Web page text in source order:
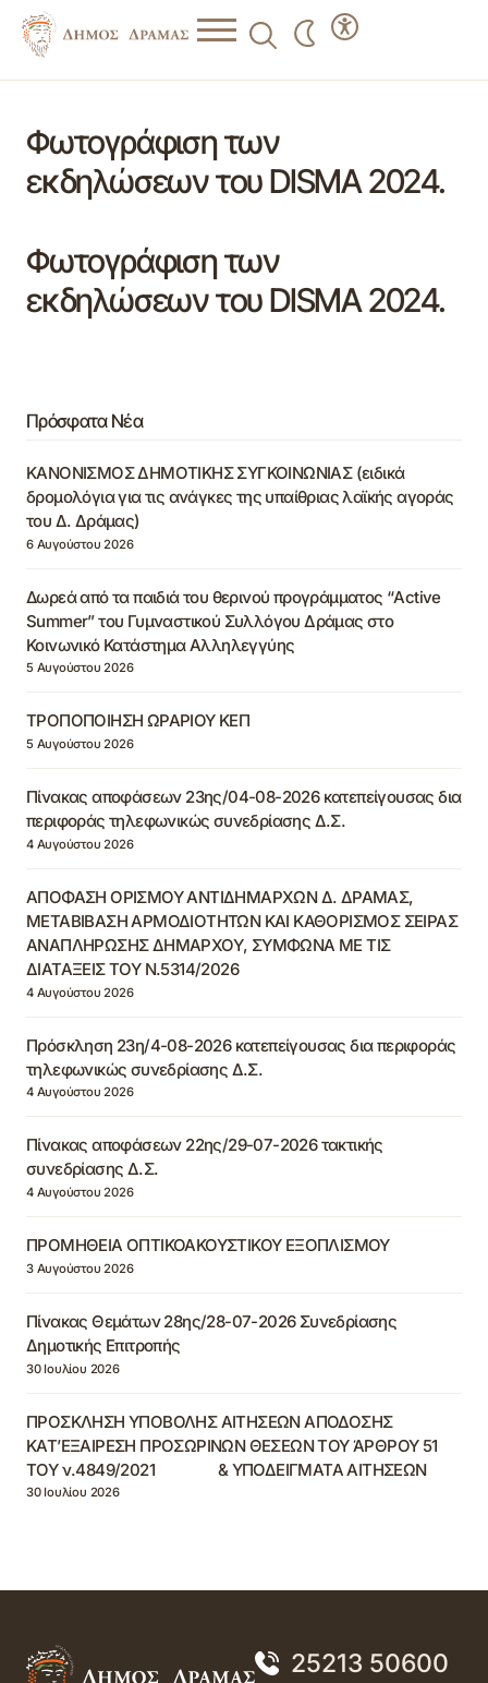
Φωτογράφιση των
εκδηλώσεων του DISMA 2024.
Φωτογράφιση των
εκδηλώσεων του DISMA 2024.
Πρόσφατα Νέα
ΚΑΝΟΝΙΣΜΟΣ ΔΗΜΟΤΙΚΗΣ ΣΥΓΚΟΙΝΩΝΙΑΣ (ειδικά
δρομολόγια για τις ανάγκες της υπαίθριας λαϊκής αγοράς
του Δ. Δράμας)
6 Αυγούστου 2026
Δωρεά από τα παιδιά του θερινού προγράμματος “Active
Summer” του Γυμναστικού Συλλόγου Δράμας στο
Κοινωνικό Κατάστημα Αλληλεγγύης
5 Αυγούστου 2026
ΤΡΟΠΟΠΟΙΗΣΗ ΩΡΑΡΙΟΥ ΚΕΠ
5 Αυγούστου 2026
Πίνακας αποφάσεων 23ης/04-08-2026 κατεπείγουσας δια
περιφοράς τηλεφωνικώς συνεδρίασης Δ.Σ.
4 Αυγούστου 2026
ΑΠΟΦΑΣΗ ΟΡΙΣΜΟΥ ΑΝΤΙΔΗΜΑΡΧΩΝ Δ. ΔΡΑΜΑΣ,
ΜΕΤΑΒΙΒΑΣΗ ΑΡΜΟΔΙΟΤΗΤΩΝ ΚΑΙ ΚΑΘΟΡΙΣΜΟΣ ΣΕΙΡΑΣ
ΑΝΑΠΛΗΡΩΣΗΣ ΔΗΜΑΡΧΟΥ, ΣΥΜΦΩΝΑ ΜΕ ΤΙΣ
ΔΙΑΤΑΞΕΙΣ ΤΟΥ Ν.5314/2026
4 Αυγούστου 2026
Πρόσκληση 23η/4-08-2026 κατεπείγουσας δια περιφοράς
τηλεφωνικώς συνεδρίασης Δ.Σ.
4 Αυγούστου 2026
Πίνακας αποφάσεων 22ης/29-07-2026 τακτικής
συνεδρίασης Δ.Σ.
4 Αυγούστου 2026
ΠΡΟΜΗΘΕΙΑ ΟΠΤΙΚΟΑΚΟΥΣΤΙΚΟΥ ΕΞΟΠΛΙΣΜΟΥ
3 Αυγούστου 2026
Πίνακας Θεμάτων 28ης/28-07-2026 Συνεδρίασης
Δημοτικής Επιτροπής
30 Ιουλίου 2026
ΠΡΟΣΚΛΗΣΗ ΥΠΟΒΟΛΗΣ ΑΙΤΗΣΕΩΝ ΑΠΟΔΟΣΗΣ
ΚΑΤ’ΕΞΑΙΡΕΣΗ ΠΡΟΣΩΡΙΝΩΝ ΘΕΣΕΩΝ ΤΟΥ ΆΡΘΡΟΥ 51
ΤΟΥ ν.4849/2021 & ΥΠΟΔΕΙΓΜΑΤΑ ΑΙΤΗΣΕΩΝ
30 Ιουλίου 2026
25213 50600